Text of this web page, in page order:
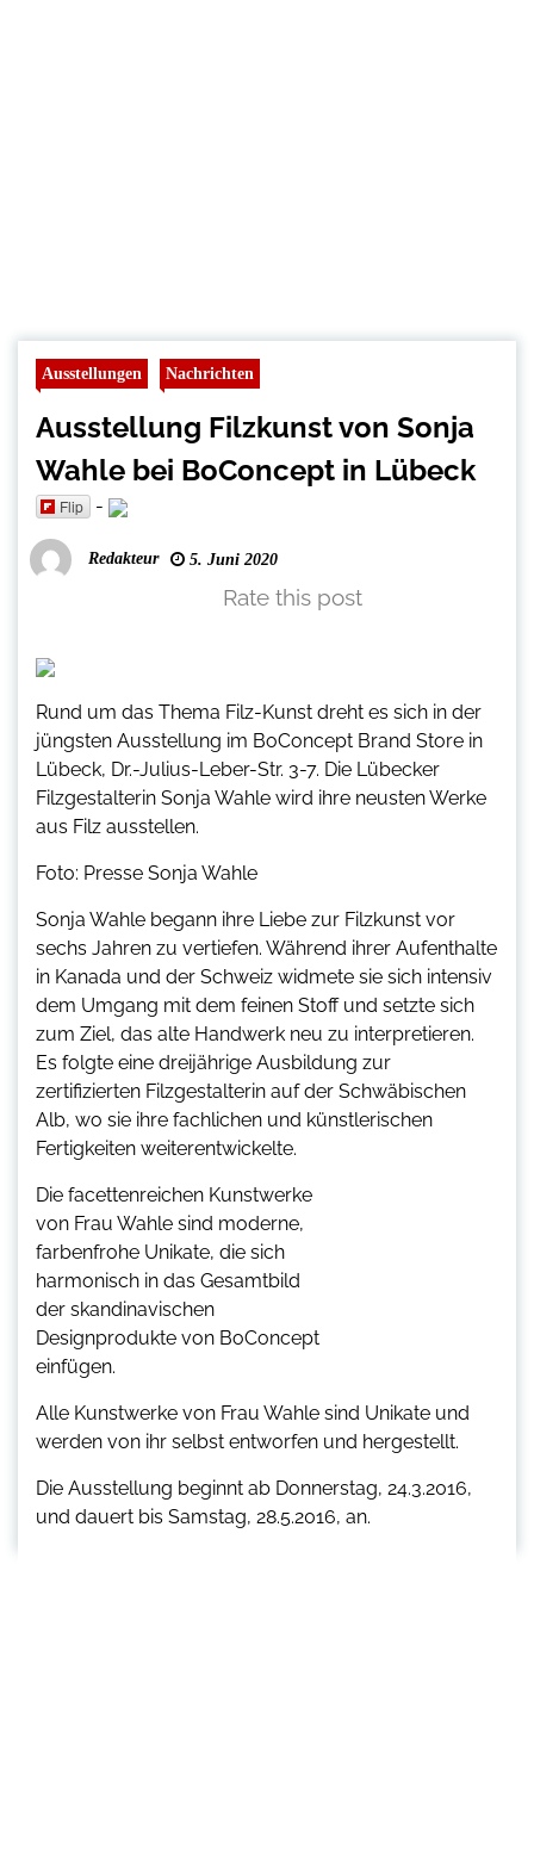
Ausstellungen Nachrichten
Ausstellung Filzkunst von Sonja
Wahle bei BoConcept in Lübeck
Flip -
Redakteur 5. Juni 2020
Rate this post
Rund um das Thema Filz-Kunst dreht es sich in der
jüngsten Ausstellung im BoConcept Brand Store in
Lübeck, Dr.-Julius-Leber-Str. 3-7. Die Lübecker
Filzgestalterin Sonja Wahle wird ihre neusten Werke
aus Filz ausstellen.
Foto: Presse Sonja Wahle
Sonja Wahle begann ihre Liebe zur Filzkunst vor
sechs Jahren zu vertiefen. Während ihrer Aufenthalte
in Kanada und der Schweiz widmete sie sich intensiv
dem Umgang mit dem feinen Stoff und setzte sich
zum Ziel, das alte Handwerk neu zu interpretieren.
Es folgte eine dreijährige Ausbildung zur
zertifizierten Filzgestalterin auf der Schwäbischen
Alb, wo sie ihre fachlichen und künstlerischen
Fertigkeiten weiterentwickelte.
Die facettenreichen Kunstwerke
von Frau Wahle sind moderne,
farbenfrohe Unikate, die sich
harmonisch in das Gesamtbild
der skandinavischen
Designprodukte von BoConcept
einfügen.
Alle Kunstwerke von Frau Wahle sind Unikate und
werden von ihr selbst entworfen und hergestellt.
Die Ausstellung beginnt ab Donnerstag, 24.3.2016,
und dauert bis Samstag, 28.5.2016, an.